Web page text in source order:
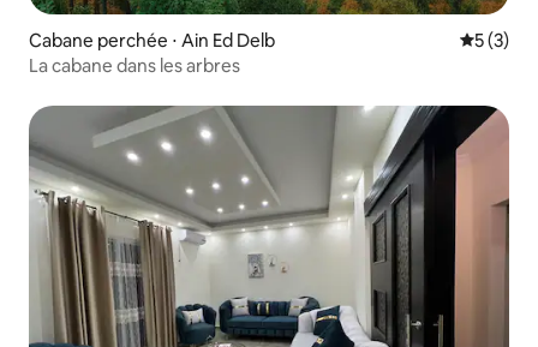
Cabane perchée ⋅ Ain Ed Delb
5 (3)
La cabane dans les arbres